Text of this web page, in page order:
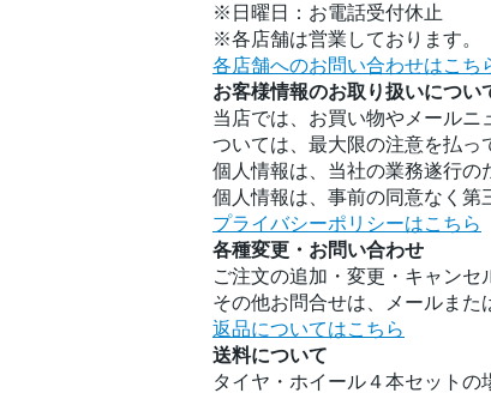
※日曜日：お電話受付休止
※各店舗は営業しております。
各店舗へのお問い合わせはこち
お客様情報のお取り扱いについ
当店では、お買い物やメール
ついては、最大限の注意を払っ
個人情報は、当社の業務遂行の
個人情報は、事前の同意なく第
プライバシーポリシーはこちら
各種変更・お問い合わせ
ご注文の追加・変更・キャンセ
その他お問合せは、メールまた
返品についてはこちら
送料について
タイヤ・ホイール４本セットの